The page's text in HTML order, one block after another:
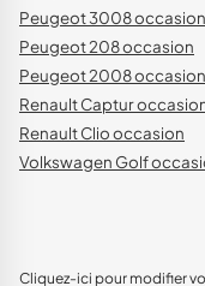
Peugeot 3008 occasion
Peugeot 208 occasion
Peugeot 2008 occasion
Renault Captur
Renault Clio occasion
Volkswagen Golf
Cliquez-ici pour modifier